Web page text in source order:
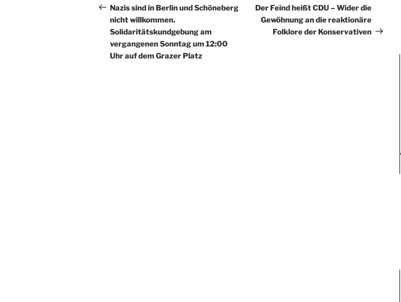
Beitrag
Nazis sind in Berlin und Schöneberg
nicht willkommen.
Solidaritätskundgebung am
vergangenen Sonntag um 12:00
Uhr auf dem Grazer Platz
Beitrag
Der Feind heißt CDU – Wider die
Gewöhnung an die reaktionäre
Folklore der Konservativen